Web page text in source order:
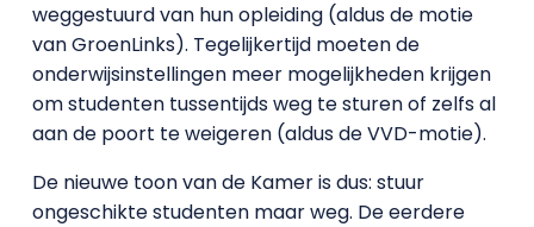
weggestuurd van hun opleiding (aldus de motie
van GroenLinks). Tegelijkertijd moeten de
onderwijsinstellingen meer mogelijkheden krijgen
om studenten tussentijds weg te sturen of zelfs al
aan de poort te weigeren (aldus de VVD-motie).
De nieuwe toon van de Kamer is dus: stuur
ongeschikte studenten maar weg. De eerdere